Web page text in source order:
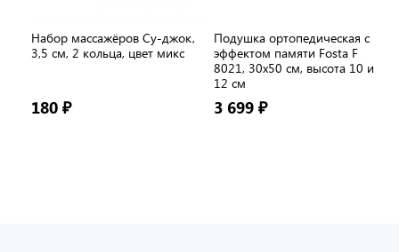
Набор массажёров Су-джок,
3,5 см, 2 кольца, цвет микс
180 ₽
Подушка ортопедическая с
эффектом памяти Fosta F
8021, 30х50 см, высота 10 и
12 см
3 699 ₽